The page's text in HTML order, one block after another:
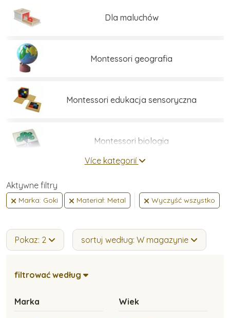
Dla maluchów
Montessori geografia
Montessori edukacja sensoryczna
Montessori biologia
Montessori inne
Více kategorií
Aktywne filtry
Marka: Goki Materiał: Metal Wyczyść wszystko
Pokaz: 2 sortuj według: W magazynie
filtrować według
Marka Wiek